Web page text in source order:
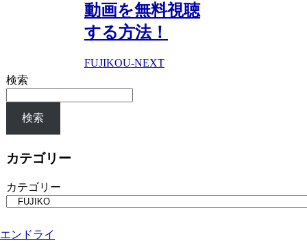
動画を無料視聴
する方法！
FUJIKOU-NEXT
検索
検索
カテゴリー
カテゴリー
エンドライ